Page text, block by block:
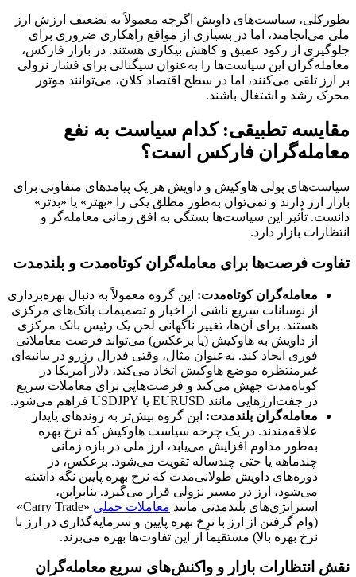
بطورکلی، سیاست‌های داویش اگرچه معمولاً به تضعیف ارزش ارز
ملی می‌انجامند، اما در بسیاری از مواقع راهکاری ضروری برای
جلوگیری از رکود عمیق و کاهش بیکاری هستند. در بازار فارکس،
معامله‌گران این سیاست‌ها را به‌عنوان سیگنالی برای فشار نزولی
بر ارز تلقی می‌کنند، اما در سطح اقتصاد کلان، می‌توانند موتور
محرک رشد و اشتغال باشند.
مقایسه تطبیقی: کدام سیاست به نفع
معامله‌گران فارکس است؟
سیاست‌های پولی هاوکیش و داویش هر یک پیامدهای متفاوتی برای
بازار ارز دارند و نمی‌توان به‌طور مطلق یکی را «بهتر» یا «بدتر»
دانست. تأثیر این سیاست‌ها بستگی به افق زمانی معامله‌گر و
انتظارات بازار دارد.
تفاوت فرصت‌ها برای معامله‌گران کوتاه‌مدت و بلندمدت
معامله‌گران کوتاه‌مدت: این گروه معمولاً به دنبال بهره‌برداری
از نوسانات سریع ناشی از اخبار و تصمیمات بانک‌های مرکزی
هستند. برای آن‌ها، تغییر ناگهانی لحن یک رئیس بانک مرکزی
از داویش به هاوکیش (یا برعکس) می‌تواند فرصت معاملاتی
فوری ایجاد کند. به‌عنوان مثال، وقتی فدرال رزرو در بیانیه‌ای
غیرمنتظره موضع هاوکیش اتخاذ می‌کند، دلار آمریکا در
کوتاه‌مدت جهش می‌کند و فرصت‌هایی برای معاملات سریع
در جفت‌ارزهایی مانند EURUSD یا USDJPY فراهم می‌شود.
معامله‌گران بلندمدت: این گروه بیش‌تر به روندهای پایدار
علاقه‌مندند. در یک چرخه سیاست هاوکیش که نرخ بهره
به‌طور مداوم افزایش می‌یابد، ارز ملی در بازه زمانی
چندماهه یا حتی چندساله تقویت می‌شود. برعکس، در
دوره‌های داویش طولانی‌مدت که نرخ بهره پایین نگه داشته
می‌شود، ارز در مسیر نزولی قرار می‌گیرد. بنابراین،
استراتژی‌های بلندمدتی مانند معاملات حملی
«Carry Trade»
(وام گرفتن از ارز با نرخ بهره پایین و سرمایه‌گذاری در ارز با
نرخ بهره بالا) مستقیماً از این تفاوت‌ها بهره می‌برند.
نقش انتظارات بازار و واکنش‌های سریع معامله‌گران